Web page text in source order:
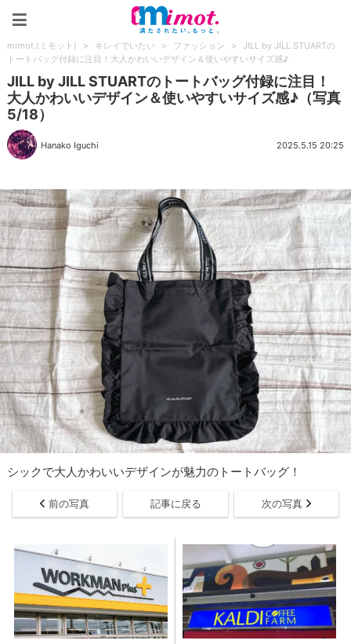
mimot.(ミモット) > キレイでいたい > ファッション >
JILL by JILL STUARTの
トートバッグ付録に注目！大人かわいいデザイン＆使いやすいサイズ感♪
JILL by JILL STUARTのトートバッグ付録に注目！
大人かわいいデザイン＆使いやすいサイズ感♪（写真
5/18）
Hanako Iguchi 2025.5.15 20:25
シックで大人かわいいデザインが魅力のトートバッグ！
前の写真 記事に戻る 次の写真